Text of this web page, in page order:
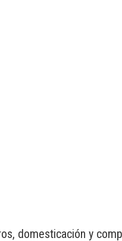
domesticación y